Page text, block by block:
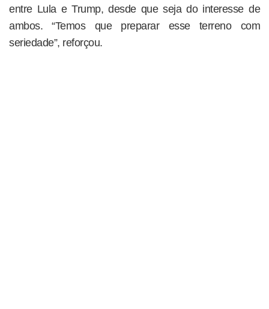
entre Lula e Trump, desde que seja do interesse de
ambos. “Temos que preparar esse terreno com
seriedade”, reforçou.